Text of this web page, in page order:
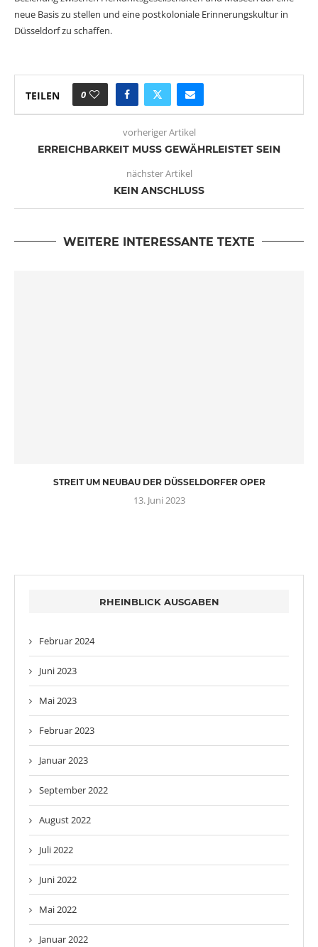
neue Basis zu stellen und eine postkoloniale Erinnerungskultur in
Düsseldorf zu schaffen.
TEILEN 0
vorheriger Artikel
ERREICHBARKEIT MUSS GEWÄHRLEISTET SEIN
nächster Artikel
KEIN ANSCHLUSS
WEITERE INTERESSANTE TEXTE
STREIT UM NEUBAU DER DÜSSELDORFER OPER
13. Juni 2023
RHEINBLICK AUSGABEN
Februar 2024
Juni 2023
Mai 2023
Februar 2023
Januar 2023
September 2022
August 2022
Juli 2022
Juni 2022
Mai 2022
Januar 2022